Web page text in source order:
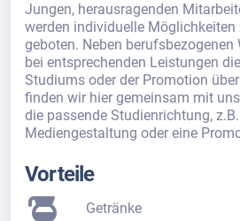
Jungen, herausragenden
werden individuelle Möglichkeiten
geboten. Neben berufsbezogenen
bei entsprechenden Leistungen
Studiums oder der Promotion
finden wir hier gemeinsam mit
die passende Studienrichtung,
Mediengestaltung oder eine
Vorteile
Getränke